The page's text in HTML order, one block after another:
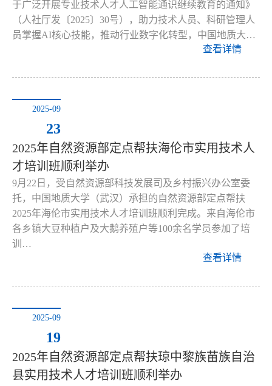
于广泛开展专业技术人才人工智能通识继续教育的通知》
（人社厅发〔2025〕30号），助力技术人员、科研管理人
员掌握AI核心技能，推动行业数字化转型，中国地质大…
查看详情
2025-09
23
2025年自然资源部定点帮扶海伦市实用技术人
才培训班顺利举办
9月22日，受自然资源部科技发展司及乡村振兴办公室委
托，中国地质大学（武汉）承担的自然资源部定点帮扶
2025年海伦市实用技术人才培训班顺利完成。来自海伦市
各乡镇大豆种植户及大鹅养殖户等100余名学员参加了培
训…
查看详情
2025-09
19
2025年自然资源部定点帮扶琼中黎族苗族自治
县实用技术人才培训班顺利举办